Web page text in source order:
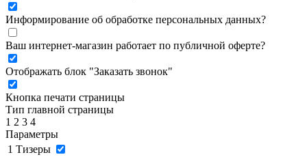
Информирование об обработке персональных данных?
Ваш интернет-магазин работает по публичной оферте?
Отображать блок "Заказать звонок"
Кнопка печати страницы
Тип главной страницы
1 2 3 4
Параметры
1 Тизеры